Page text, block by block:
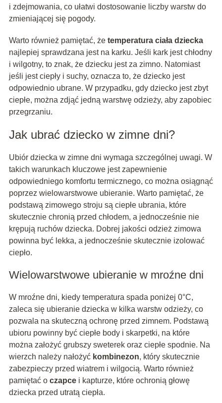
i zdejmowania, co ułatwi dostosowanie liczby warstw do
zmieniającej się pogody.
Warto również pamiętać, że temperatura ciała dziecka
najlepiej sprawdzana jest na karku. Jeśli kark jest chłodny
i wilgotny, to znak, że dziecku jest za zimno. Natomiast
jeśli jest ciepły i suchy, oznacza to, że dziecko jest
odpowiednio ubrane. W przypadku, gdy dziecko jest zbyt
ciepłe, można zdjąć jedną warstwę odzieży, aby zapobiec
przegrzaniu.
Jak ubrać dziecko w zimne dni?
Ubiór dziecka w zimne dni wymaga szczególnej uwagi. W
takich warunkach kluczowe jest zapewnienie
odpowiedniego komfortu termicznego, co można osiągnąć
poprzez wielowarstwowe ubieranie. Warto pamiętać, że
podstawą zimowego stroju są ciepłe ubrania, które
skutecznie chronią przed chłodem, a jednocześnie nie
krępują ruchów dziecka. Dobrej jakości odzież zimowa
powinna być lekka, a jednocześnie skutecznie izolować
ciepło.
Wielowarstwowe ubieranie w mroźne dni
W mroźne dni, kiedy temperatura spada poniżej 0°C,
zaleca się ubieranie dziecka w kilka warstw odzieży, co
pozwala na skuteczną ochronę przed zimnem. Podstawą
ubioru powinny być ciepłe body i skarpetki, na które
można założyć grubszy sweterek oraz ciepłe spodnie. Na
wierzch należy nałożyć kombinezon, który skutecznie
zabezpieczy przed wiatrem i wilgocią. Warto również
pamiętać o czapcei kapturze, które ochronią głowę
dziecka przed utratą ciepła.